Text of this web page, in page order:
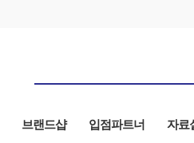
브랜드샵 입점파트너 자료